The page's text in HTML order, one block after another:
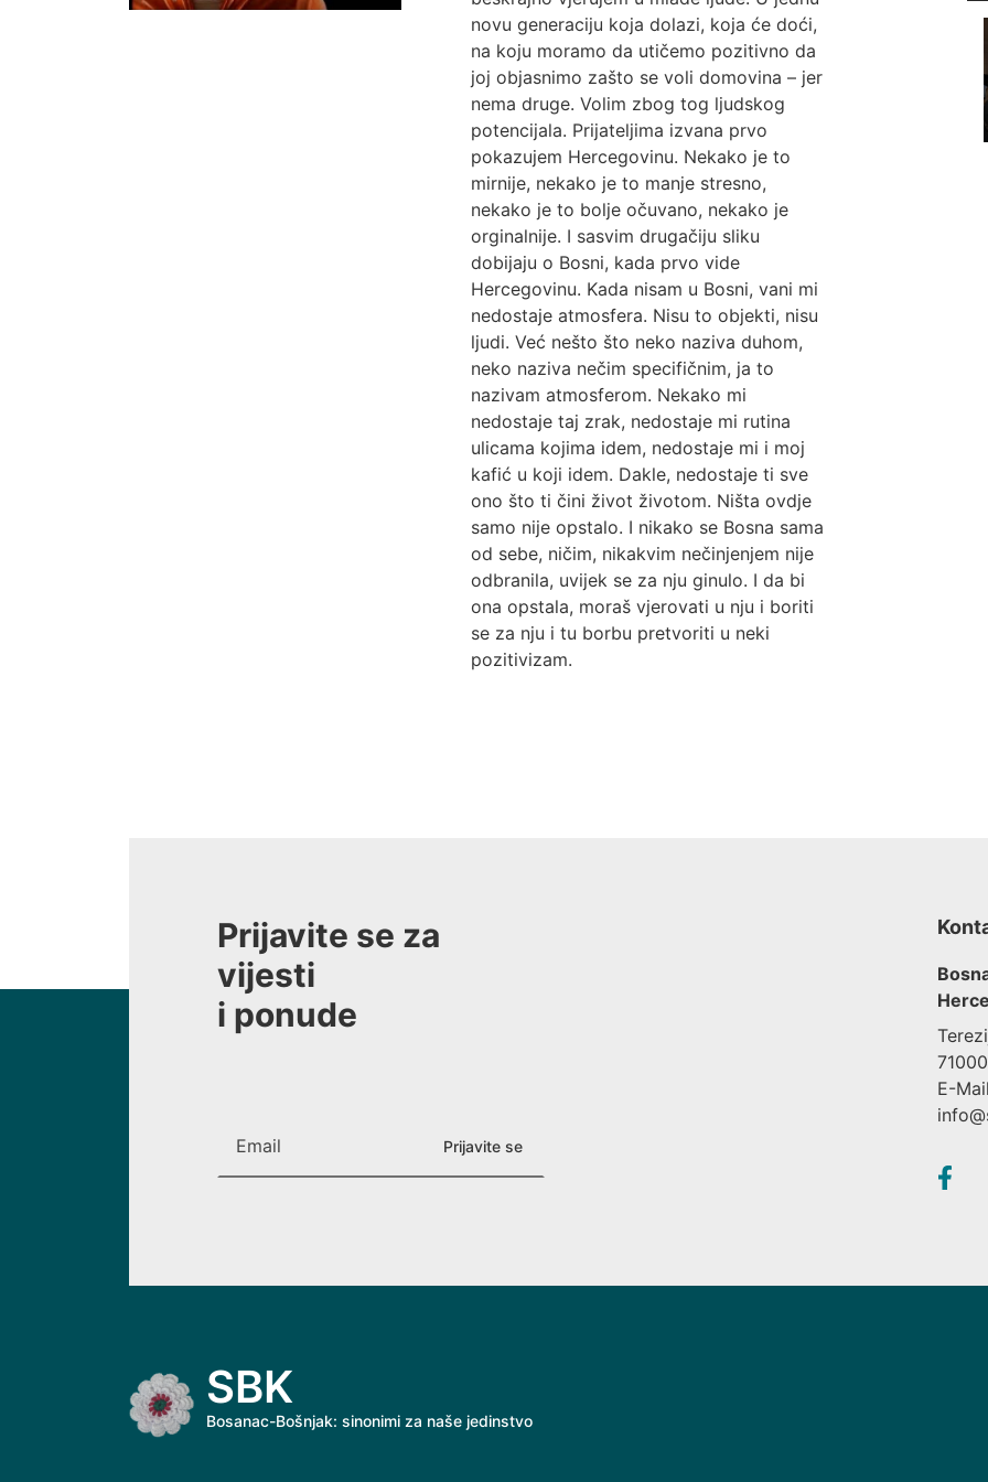
novu generaciju koja dolazi, koja će doći,
na koju moramo da utičemo pozitivno da
joj objasnimo zašto se voli domovina – jer
nema druge. Volim zbog tog ljudskog
potencijala. Prijateljima izvana prvo
pokazujem Hercegovinu. Nekako je to
mirnije, nekako je to manje stresno,
nekako je to bolje očuvano, nekako je
orginalnije. I sasvim drugačiju sliku
dobijaju o Bosni, kada prvo vide
Hercegovinu. Kada nisam u Bosni, vani mi
nedostaje atmosfera. Nisu to objekti, nisu
ljudi. Već nešto što neko naziva duhom,
neko naziva nečim specifičnim, ja to
nazivam atmosferom. Nekako mi
nedostaje taj zrak, nedostaje mi rutina
ulicama kojima idem, nedostaje mi i moj
kafić u koji idem. Dakle, nedostaje ti sve
ono što ti čini život životom. Ništa ovdje
samo nije opstalo. I nikako se Bosna sama
od sebe, ničim, nikakvim nečinjenjem nije
odbranila, uvijek se za nju ginulo. I da bi
ona opstala, moraš vjerovati u nju i boriti
se za nju i tu borbu pretvoriti u neki
pozitivizam.
Prijavite se za
vijesti
i ponude
E-
SBK
Bosanac-Bošnjak: sinonimi za naše jedinstvo